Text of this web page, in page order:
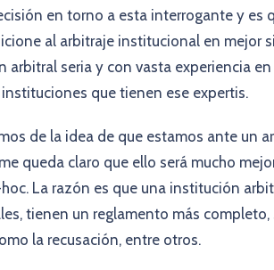
en torno a esta interrogante y
al arbitraje institucional en mejor
arbitral seria y con vasta experiencia
que tienen ese expertis.
de la idea de que estamos ante un
queda claro que ello será mucho
La razón es que una institución
tienen un reglamento más
la recusación, entre otros.